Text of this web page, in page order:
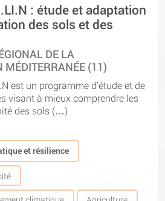
: étude et adaptation
des sols et des
DE LA
MÉDITERRANÉE (11)
est un programme d’étude et de
visant à mieux comprendre les
des sols (…)
et résilience